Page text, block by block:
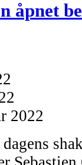
åpnet
2022